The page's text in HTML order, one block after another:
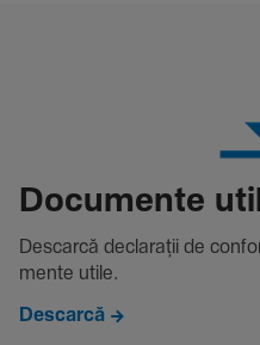
Docu­mente
Descarcă decla­rații de
mente utile.
Descarcă